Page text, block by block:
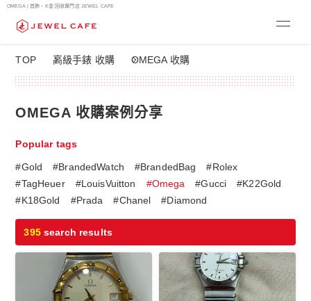
OMEGA | 首飾・K金 回收專門店 JEWEL CAFE
TOP 高級手錶 收購 OMEGA 收購
OMEGA 收購案例分享
Popular tags
#Gold #BrandedWatch #BrandedBag
#Rolex
#TagHeuer
#LouisVuitton #Omega #Gucci
#K22Gold
#K18Gold
#Prada #Chanel #Diamond
395search results